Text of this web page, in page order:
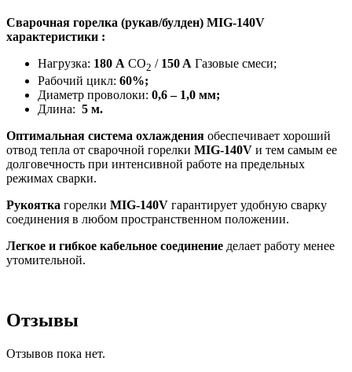
Сварочная горелка (рукав/булден) MIG-140V
характеристики :
Нагрузка: 180 А CO2 / 150 A Газовые смеси;
Рабочий цикл: 60%;
Диаметр проволоки: 0,6 – 1,0 мм;
Длина: 5 м.
Оптимальная система охлаждения обеспечивает хороший
отвод тепла от сварочной горелки MIG-140V и тем самым ее
долговечность при интенсивной работе на предельных
режимах сварки.
Рукоятка горелки MIG-140V гарантирует удобную сварку
соединения в любом пространственном положении.
Легкое и гибкое кабельное соединение делает работу менее
утомительной.
Отзывы
Отзывов пока нет.